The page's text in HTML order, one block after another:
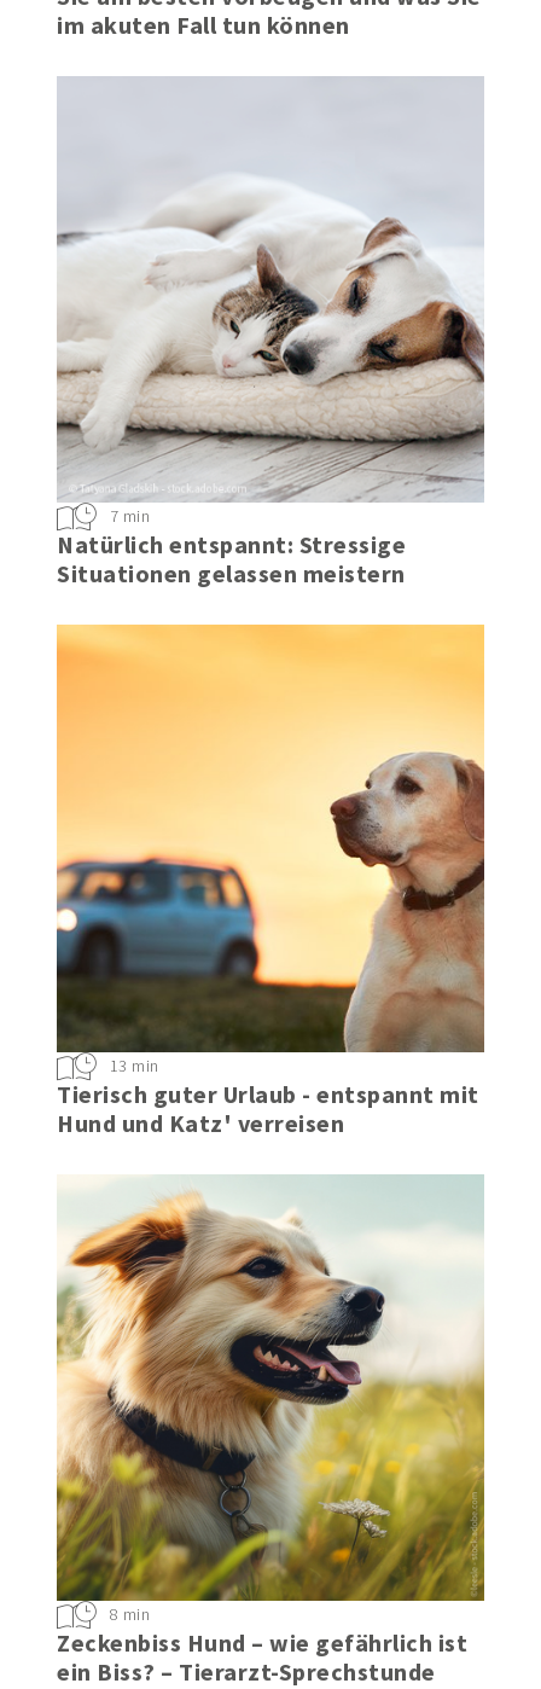
im akuten Fall tun können
Natürlich entspannt: Stressige
Situationen gelassen meistern
7 min
Tierisch guter Urlaub - entspannt mit
Hund und Katz' verreisen
13 min
Zeckenbiss Hund – wie gefährlich ist
ein Biss? – Tierarzt-Sprechstunde
8 min